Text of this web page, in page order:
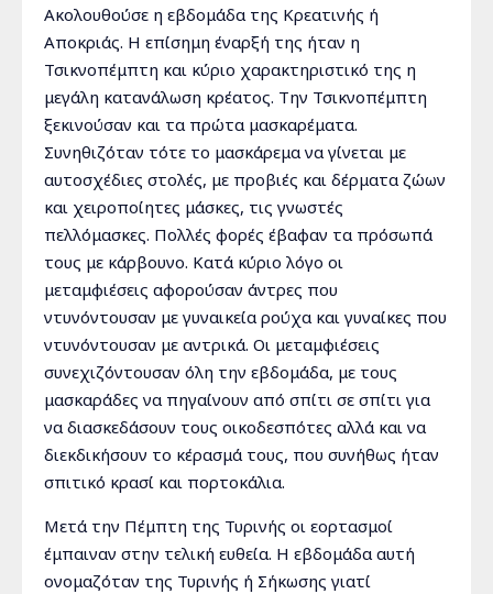
Ακολουθούσε η εβδομάδα της Κρεατινής ή
Αποκριάς. Η επίσημη έναρξή της ήταν η
Τσικνοπέμπτη και κύριο χαρακτηριστικό της η
μεγάλη κατανάλωση κρέατος. Την Τσικνοπέμπτη
ξεκινούσαν και τα πρώτα μασκαρέματα.
Συνηθιζόταν τότε το μασκάρεμα να γίνεται με
αυτοσχέδιες στολές, με προβιές και δέρματα ζώων
και χειροποίητες μάσκες, τις γνωστές
πελλόμασκες. Πολλές φορές έβαφαν τα πρόσωπά
τους με κάρβουνο. Κατά κύριο λόγο οι
μεταμφιέσεις αφορούσαν άντρες που
ντυνόντουσαν με γυναικεία ρούχα και γυναίκες που
ντυνόντουσαν με αντρικά. Οι μεταμφιέσεις
συνεχιζόντουσαν όλη την εβδομάδα, με τους
μασκαράδες να πηγαίνουν από σπίτι σε σπίτι για
να διασκεδάσουν τους οικοδεσπότες αλλά και να
διεκδικήσουν το κέρασμά τους, που συνήθως ήταν
σπιτικό κρασί και πορτοκάλια.
Μετά την Πέμπτη της Τυρινής οι εορτασμοί
έμπαιναν στην τελική ευθεία. Η εβδομάδα αυτή
ονομαζόταν της Τυρινής ή Σήκωσης γιατί